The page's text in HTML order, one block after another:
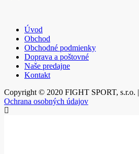
Úvod
Obchod
Obchodné podmienky
Doprava a poštovné
Naše predajne
Kontakt
Copyright © 2020 FIGHT SPORT, s.r.o. |
Ochrana osobných údajov